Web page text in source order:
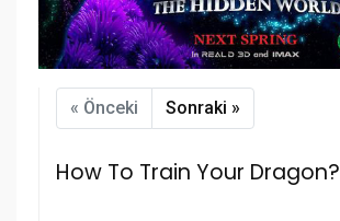
« Önceki Sonraki »
How To Train Your Dragon?